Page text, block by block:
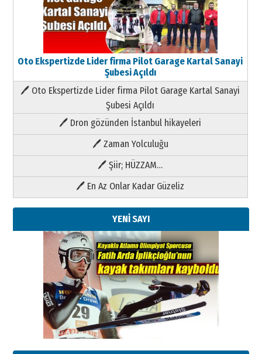
Oto Ekspertizde Lider firma Pilot Garage Kartal Sanayi
Şubesi Açıldı
🖊 Oto Ekspertizde Lider firma Pilot Garage Kartal Sanayi
Şubesi Açıldı
🖊 Dron gözünden İstanbul hikayeleri
🖊 Zaman Yolculuğu
🖊 Şiir; HÜZZAM…
🖊 En Az Onlar Kadar Güzeliz
YENİ SAYI
Kenan GÜLERCİ
Metin Külünk: Aileyi Korumak
Geleceği Korumaktır